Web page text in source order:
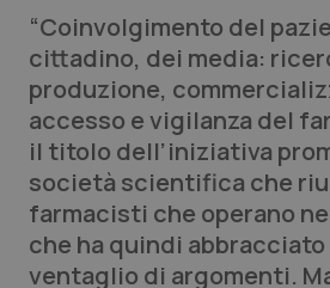
Studi e Analisi
Lettere al direttore
Edizioni Regionali
QS Pro
“Coinvolgimento del
cittadino, dei media:
produzione,
accesso e vigilanza del
il titolo dell’iniziativa
società scientifica che
farmacisti che operano
che ha quindi abbracciato
ventaglio di argomenti.